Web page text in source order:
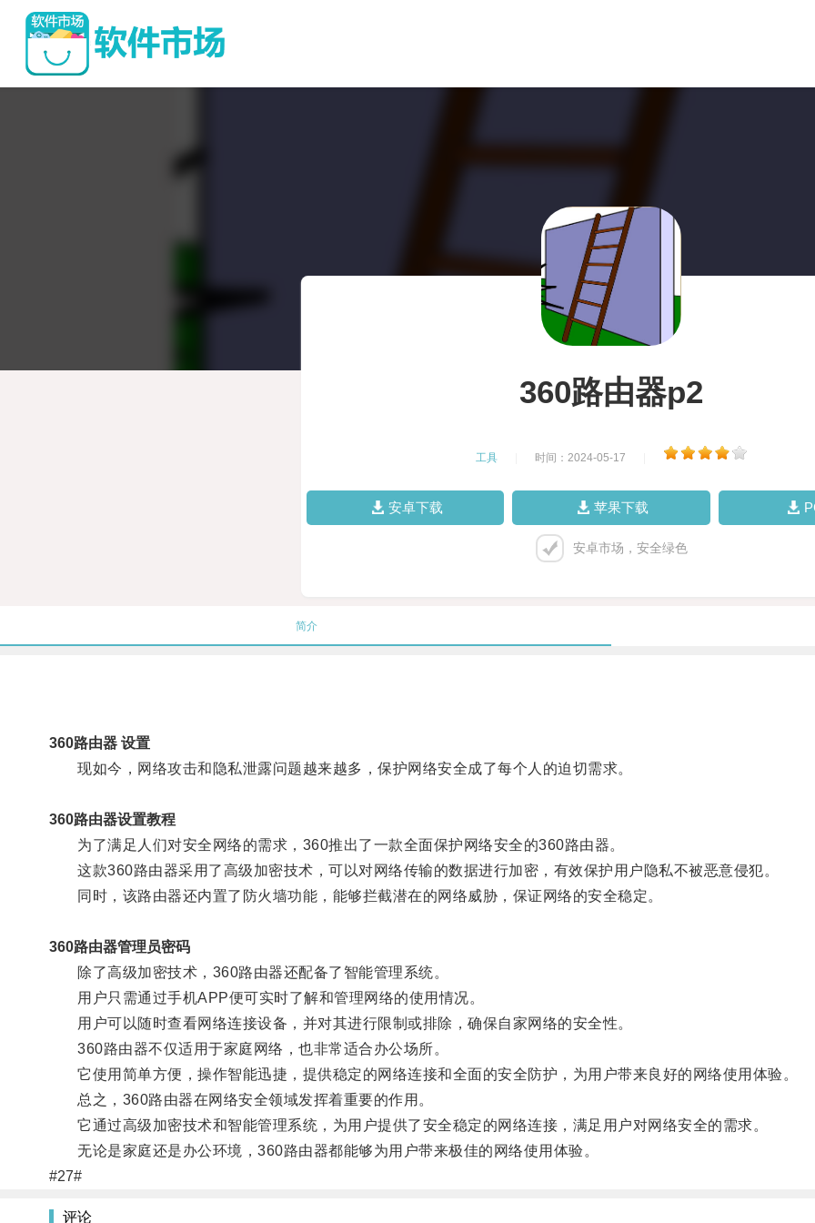
360路由器p2
工具 时间：2024-05-17
安卓下载 苹果下载
安卓市场，安全绿色
简介
360路由器 设置
现如今，网络攻击和隐私泄露问题越来越多，保护网络安全成了每个人的迫切需求。
360路由器设置教程
为了满足人们对安全网络的需求，360推出了一款全面保护网络安全的360路由器。
这款360路由器采用了高级加密技术，可以对网络传输的数据进行加密，有效保护用户隐私不被恶意侵犯。
同时，该路由器还内置了防火墙功能，能够拦截潜在的网络威胁，保证网络的安全稳定。
360路由器管理员密码
除了高级加密技术，360路由器还配备了智能管理系统。
用户只需通过手机APP便可实时了解和管理网络的使用情况。
用户可以随时查看网络连接设备，并对其进行限制或排除，确保自家网络的安全性。
360路由器不仅适用于家庭网络，也非常适合办公场所。
它使用简单方便，操作智能迅捷，提供稳定的网络连接和全面的安全防护，为用户带来良好的网络使用体验。
总之，360路由器在网络安全领域发挥着重要的作用。
它通过高级加密技术和智能管理系统，为用户提供了安全稳定的网络连接，满足用户对网络安全的需求。
无论是家庭还是办公环境，360路由器都能够为用户带来极佳的网络使用体验。
#27#
评论